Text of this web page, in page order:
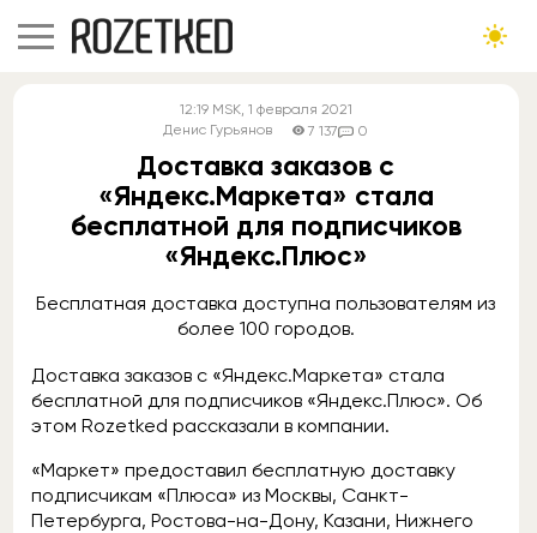
12:19 MSK, 1 февраля 2021
Денис Гурьянов
7 137 0
Доставка заказов с
«Яндекс.Маркета» стала
бесплатной для подписчиков
«Яндекс.Плюс»
Бесплатная доставка доступна пользователям из
более 100 городов.
Доставка заказов с «Яндекс.Маркета» стала
бесплатной для подписчиков «Яндекс.Плюс». Об
этом Rozetked рассказали в компании.
«Маркет» предоставил бесплатную доставку
подписчикам «Плюса» из Москвы, Санкт-
Петербурга, Ростова-на-Дону, Казани, Нижнего